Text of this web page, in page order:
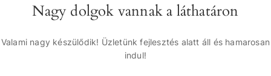
Nagy dolgok vannak a láthatáron
Valami nagy készülődik! Üzletünk fejlesztés alatt áll és hamarosan
indul!